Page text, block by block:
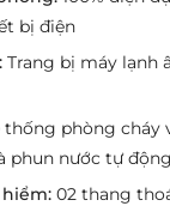
bị điện
Trang bị máy lạnh
thống phòng cháy
phun nước tự động
02 thang